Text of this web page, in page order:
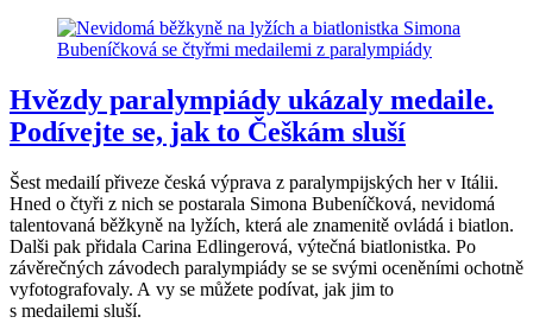
Hvězdy paralympiády ukázaly medaile.
Podívejte se, jak to Češkám sluší
Šest medailí přiveze česká výprava z paralympijských her v Itálii.
Hned o čtyři z nich se postarala Simona Bubeníčková, nevidomá
talentovaná běžkyně na lyžích, která ale znamenitě ovládá i biatlon.
Dalši pak přidala Carina Edlingerová, výtečná biatlonistka. Po
závěrečných závodech paralympiády se se svými oceněními ochotně
vyfotografovaly. A vy se můžete podívat, jak jim to
s medailemi sluší.